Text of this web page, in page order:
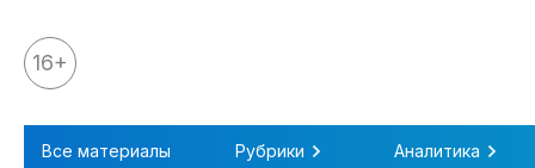
Все материалы
16+
Все материалы Рубрики Аналитика